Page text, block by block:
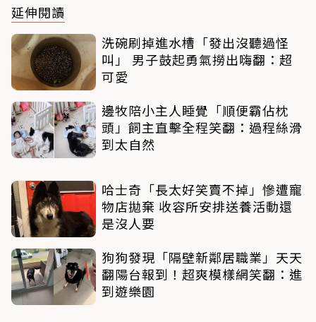
延伸閱讀
洗碗刷掉進水槽「發出沒聽過怪
叫」 男子鼓起勇氣撈出嗨翻：超
可愛
邊牧陪小主人睡覺「順便霸佔枕
頭」飼主直擊全程笑翻：過程絲滑
到太自然
哈士奇「長太好笑賣不掉」慘遭寵
物店拋棄 收容所安排送養活動還
是沒人要
狗狗發現「隔壁新鄰居職業」天天
翻陽台報到！超爽模樣網笑翻：進
到遊樂園